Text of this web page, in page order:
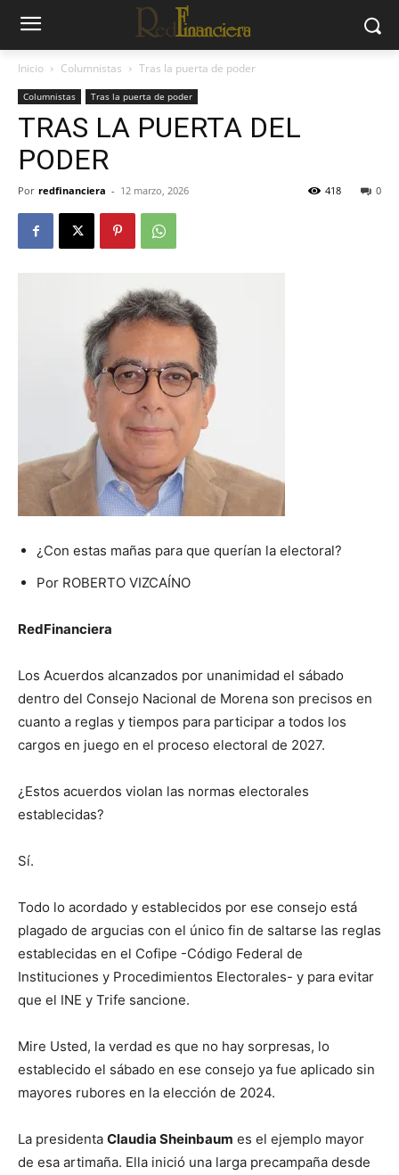
Inicio Columnistas Tras la puerta de poder
Columnistas Tras la puerta de poder
TRAS LA PUERTA DEL
PODER
Por redfinanciera - 12 marzo, 2026 0
418
¿Con estas mañas para que querían la electoral?
Por ROBERTO VIZCAÍNO
RedFinanciera
Los Acuerdos alcanzados por unanimidad el sábado
dentro del Consejo Nacional de Morena son precisos en
cuanto a reglas y tiempos para participar a todos los
cargos en juego en el proceso electoral de 2027.
¿Estos acuerdos violan las normas electorales
establecidas?
Sí.
Todo lo acordado y establecidos por ese consejo está
plagado de argucias con el único fin de saltarse las reglas
establecidas en el Cofipe -Código Federal de
Instituciones y Procedimientos Electorales- y para evitar
que el INE y Trife sancione.
Mire Usted, la verdad es que no hay sorpresas, lo
establecido el sábado en ese consejo ya fue aplicado sin
mayores rubores en la elección de 2024.
La presidenta Claudia Sheinbaum es el ejemplo mayor
de esa artimaña. Ella inició una larga precampaña desde